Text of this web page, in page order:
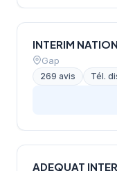
INTERIM
Gap
269 avis Tél.
ADEQUAT